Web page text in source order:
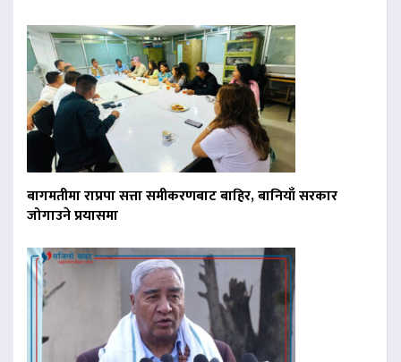
बागमतीमा राप्रपा सत्ता समीकरणबाट बाहिर, बानियाँ सरकार
जोगाउने प्रयासमा